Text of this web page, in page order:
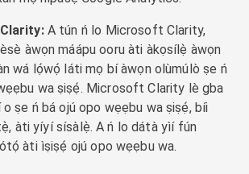
A tún ń lo Microsoft Clarity,
àwọn máápu ooru àti àkọsílẹ̀ àwọn
wá lọ́wọ́ láti mọ bí àwọn olùmúlò ṣe ń
wa ṣiṣẹ́. Microsoft Clarity lè gba
ṣe ń bá ojú opo wẹẹbu wa ṣiṣẹ́, bíi
àti yíyí sísàlẹ̀. A ń lo dátà yìí fún
àti ìṣiṣẹ́ ojú opo wẹẹbu wa.